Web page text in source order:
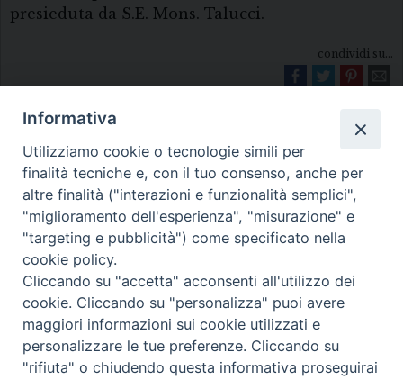
presieduta da S.E. Mons. Talucci.
condividi su...
Diocesi di Melfi Rapolla Venosa
• Largo Duomo, 12 - 85025 MELFI (PZ) •
Tel. 0972238604
PEC ufficiale della Diocesi:
diocesi.melfi_rapolla_venosa@legalmail.it
Informativa
Utilizziamo cookie o tecnologie simili per
finalità tecniche e, con il tuo consenso, anche per
altre finalità ("interazioni e funzionalità semplici",
"miglioramento dell'esperienza", "misurazione" e
"targeting e pubblicità") come specificato nella
cookie policy.
Cliccando su "accetta" acconsenti all'utilizzo dei
cookie. Cliccando su "personalizza" puoi avere
maggiori informazioni sui cookie utilizzati e
personalizzare le tue preferenze. Cliccando su
"rifiuta" o chiudendo questa informativa proseguirai